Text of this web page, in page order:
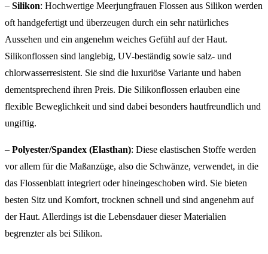
– Silikon: Hochwertige Meerjungfrauen Flossen aus Silikon werden
oft handgefertigt und überzeugen durch ein sehr natürliches
Aussehen und ein angenehm weiches Gefühl auf der Haut.
Silikonflossen sind langlebig, UV-beständig sowie salz- und
chlorwasserresistent. Sie sind die luxuriöse Variante und haben
dementsprechend ihren Preis. Die Silikonflossen erlauben eine
flexible Beweglichkeit und sind dabei besonders hautfreundlich und
ungiftig.
– Polyester/Spandex (Elasthan): Diese elastischen Stoffe werden
vor allem für die Maßanzüge, also die Schwänze, verwendet, in die
das Flossenblatt integriert oder hineingeschoben wird. Sie bieten
besten Sitz und Komfort, trocknen schnell und sind angenehm auf
der Haut. Allerdings ist die Lebensdauer dieser Materialien
begrenzter als bei Silikon.